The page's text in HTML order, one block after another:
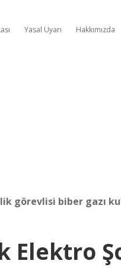
Yasal Uyarı Hakkımızda
görevlisi biber gazı
Elektro